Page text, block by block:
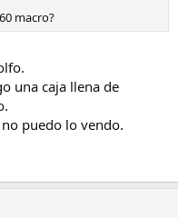
macro?
una caja llena de
puedo lo vendo.